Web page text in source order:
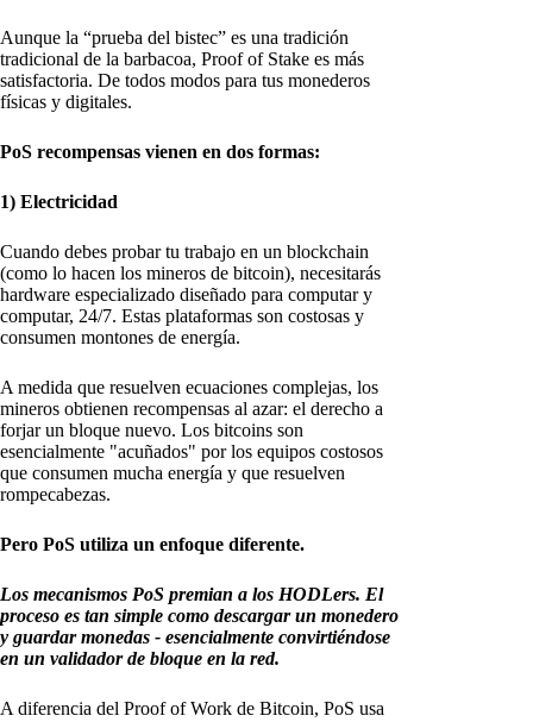
Aunque la “prueba del bistec” es una tradición
tradicional de la barbacoa, Proof of Stake es más
satisfactoria. De todos modos para tus monederos
físicas y digitales.
PoS recompensas vienen en dos formas:
1) Electricidad
Cuando debes probar tu trabajo en un blockchain
(como lo hacen los mineros de bitcoin), necesitarás
hardware especializado diseñado para computar y
computar, 24/7. Estas plataformas son costosas y
consumen montones de energía.
A medida que resuelven ecuaciones complejas, los
mineros obtienen recompensas al azar: el derecho a
forjar un bloque nuevo. Los bitcoins son
esencialmente "acuñados" por los equipos costosos
que consumen mucha energía y que resuelven
rompecabezas.
Pero PoS utiliza un enfoque diferente.
Los mecanismos PoS premian a los HODLers. El
proceso es tan simple como descargar un monedero
y guardar monedas - esencialmente convirtiéndose
en un validador de bloque en la red.
A diferencia del Proof of Work de Bitcoin, PoS usa